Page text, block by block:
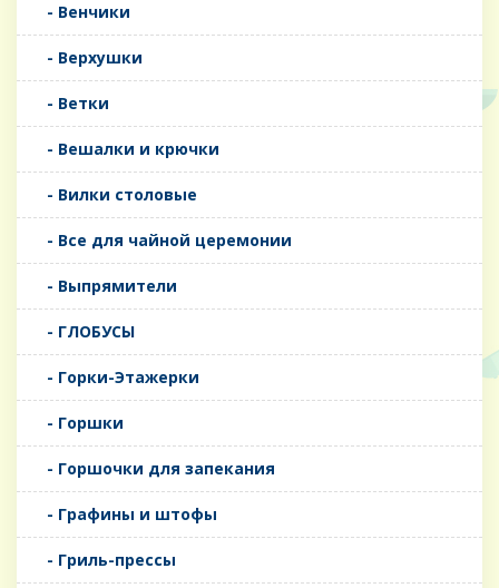
- Венчики
- Верхушки
- Ветки
- Вешалки и крючки
- Вилки столовые
- Все для чайной церемонии
- Выпрямители
- ГЛОБУСЫ
- Горки-Этажерки
- Горшки
- Горшочки для запекания
- Графины и штофы
- Гриль-прессы